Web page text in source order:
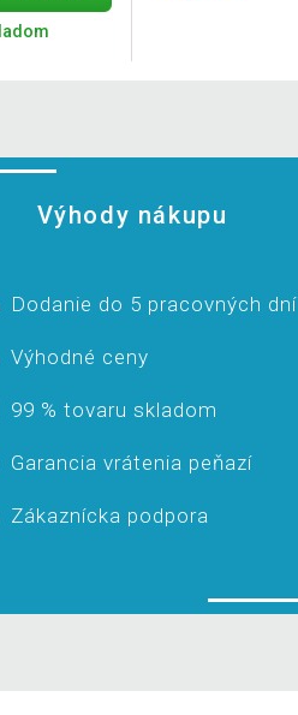
Výhody nákupu
Dodanie do 5 pracovných dní
Výhodné ceny
99 % tovaru skladom
Garancia vrátenia peňazí
Zákaznícka podpora